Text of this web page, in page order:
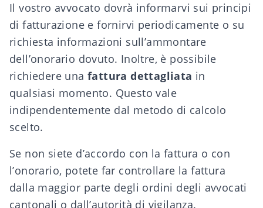
Il vostro avvocato dovrà informarvi sui principi
di fatturazione e fornirvi periodicamente o su
richiesta informazioni sull’ammontare
dell’onorario dovuto. Inoltre, è possibile
richiedere unafattura dettagliata in
qualsiasi momento. Questo vale
indipendentemente dal metodo di calcolo
scelto.
Se non siete d’accordo con la fattura o con
l’onorario, potete far controllare la fattura
dalla maggior parte degli ordini degli avvocati
cantonali o dall’autorità di vigilanza.